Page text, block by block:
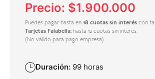
Precio: $1.900.000
Puedes pagar hasta en 18 cuotas sin interés con
Tarjetas Falabella: hasta 12 cuotas sin interés.
(No válido para pago empresa).
Duración: 99 horas